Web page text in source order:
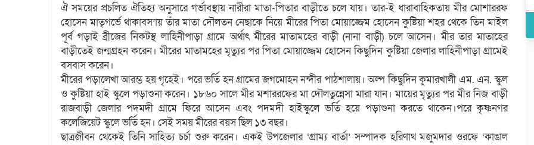
ঐ সময়ের প্রচলিত ঐতিহ্য অনুসারে গর্ভাবস্থায় নারীরা মাতা-পিতার বাড়ীতে চলে যায়। তার-ই ধারাবাহিকতায় মীর মোশাররফ
হোসেন মাতৃগর্ভে থাকাবস’ায় তাঁর মাতা দৌলতন নেছাকে নিয়ে মীরের পিতা মোয়াজ্জেম হোসেন কুষ্টিয়া শহর থেকে তিন মাইল
পূর্ব গড়াই ব্রীজের নিকটস্থ লাহিনীপাড়া গ্রামে অর্থাৎ মীরের মাতামহের বাড়ী (নানা বাড়ী) চলে আসেন। মীর তার মাতাহের
বাড়ীতেই জন্মগ্রহন করেন। মীরের মাতামহের মৃত্যুর পর পিতা মোয়াজ্জেম হোসেন কিছুদিন কুষ্টিয়া জেলার লাহিনীপাড়া গ্রামেই
বসবাস করেন।
মীরের পড়ালেখা আরম্ভ হয় গৃহেই। পরে ভর্তি হন গ্রামের জগমোহন নন্দীর পাঠশালায়। অল্প কিছুদিন কুমারখালী এম. এন. স্কুল
ও কুষ্টিয়া হাই স্কুলে পড়াশুনা করেন। ১৮৬০ সালে মীর মশাররফের মা দৌলতুন্নেসা মারা যান। মায়ের মৃত্যুর পর মীর নিজ বাড়ী
রাজবাড়ী জেলার পদমদী গ্রামে ফিরে আসেন এবং পদমদী হাইস্কুলে ভর্তি হয়ে পড়াশুনা করতে থাকেন।পরে কৃষ্ণনগর
কলেজিয়েট স্কুলে ভর্তি হন। সেই সময় মীরের বয়স ছিল ১৩ বছর।
ছাত্রজীবন থেকেই তিনি সাহিত্য চর্চা শুরু করেন। একই উপজেলার ‘গ্রাম্য বার্তা’ সম্পাদক হরিণাথ মজুমদার ওরফে ‘কাঙাল